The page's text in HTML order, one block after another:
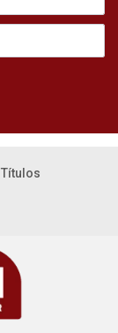
Títulos